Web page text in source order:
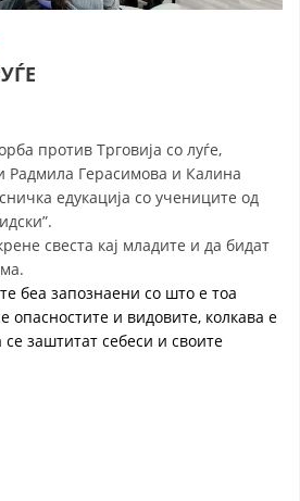
НА ДВИЖЕЊЕТО
НА ОРГАНИЗАЦИЈАТА
ЗАКОН ЗА ЦКРМ
СТАТУТ НА ЦКРМ
против Трговија со луѓе,
Радмила Герасимова и Калина
едукација со учениците од
свеста кај младите и да бидат
беа запознаени со што е тоа
опасностите и видовите, колкава е
заштитат себеси и своите